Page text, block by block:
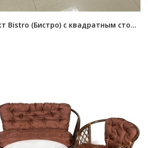
Кофейный комплект Bistro (Бистро) с квадратным столом